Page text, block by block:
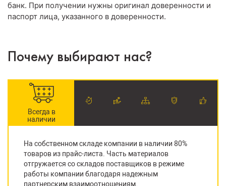
банк. При получении нужны оригинал доверенности и
паспорт лица, указанного в доверенности.
Почему выбирают нас?
Всегда в
наличии
На собственном складе компании в наличии 80%
товаров из прайс-листа. Часть материалов
отгружается со складов поставщиков в режиме
работы компании благодаря надежным
партнерским взаимоотношениям.